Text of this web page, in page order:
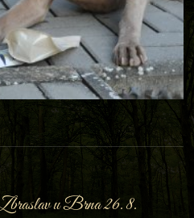
u Brna 26. 8.